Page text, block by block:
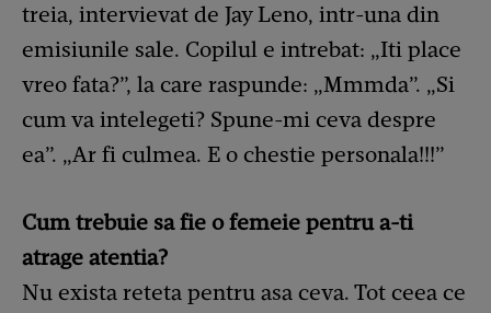
treia, intervievat de Jay Leno, intr-una din
emisiunile sale. Copilul e intrebat: „Iti place
vreo fata?”, la care raspunde: „Mmmda”. „Si
cum va intelegeti? Spune-mi ceva despre
ea”. „Ar fi culmea. E o chestie personala!!!”
Cum trebuie sa fie o femeie pentru a-ti
atrage atentia?
Nu exista reteta pentru asa ceva. Tot ceea ce